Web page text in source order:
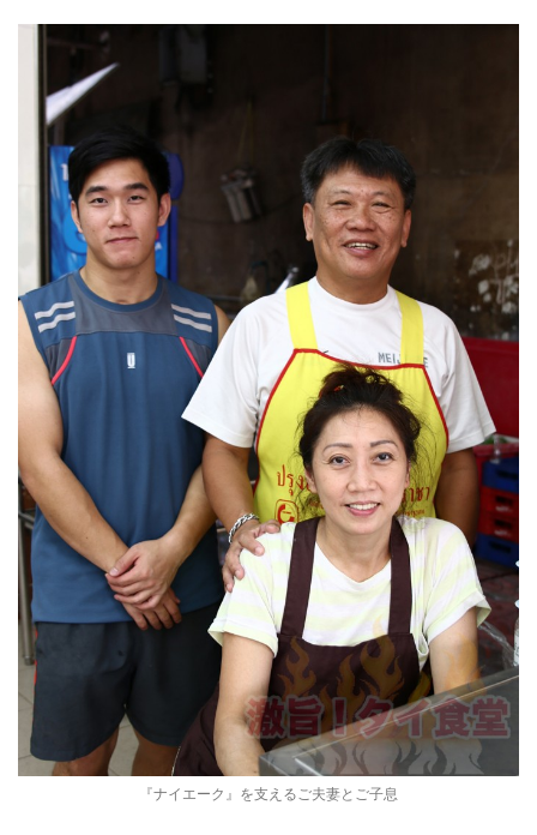
『ナイエーク』を支えるご夫妻とご子息